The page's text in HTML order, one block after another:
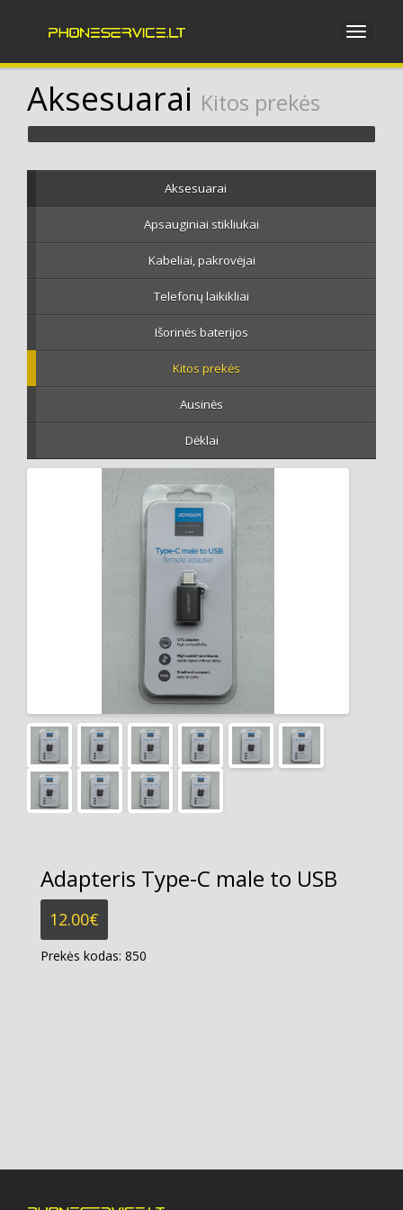
Aksesuarai Kitos prekės
Aksesuarai
Apsauginiai stikliukai
Kabeliai, pakrovėjai
Telefonų laikikliai
Išorinės baterijos
Kitos prekės
Ausinės
Dėklai
Adapteris Type-C male to USB
12.00€
Prekės kodas: 850